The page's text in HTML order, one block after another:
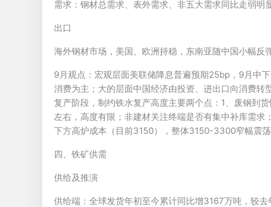
需求：钢材总需求、表外需求、非五大需求同比走弱明
出口
海外钢材市场，美国、欧洲持稳，东南亚随中国小幅反
9月观点：宏观层面美联储降息普遍预期25bp，9月中
消费为主；大的层面中国经济由投资、进出口向消费
复产阶段，制约铁水复产高度主要两个点：1、废钢到
左右，高度有限；非建材关注终端是否有集中补库需
下方高炉成本（目前3150），整体3150-3300窄幅震
四、铁矿供需
供给及推演
供给端：全球发货年初至今累计同比增3167万吨，较